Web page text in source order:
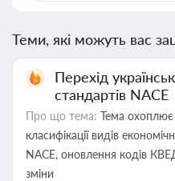
Теми, які можуть вас
Перехід
стандартів NACE
Про що тема: Тема охоплює
класифікації видів
NACE, оновлення кодів
зміни